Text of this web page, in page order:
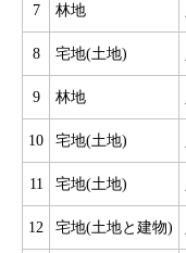
7 林地
8 宅地(土地)
9 林地
10 宅地(土地)
11 宅地(土地)
12 宅地(土地と建物)